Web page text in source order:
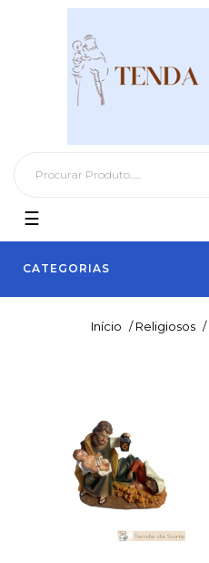
CATEGORIAS
Toggle
navigation
☰
Início / Religiosos /